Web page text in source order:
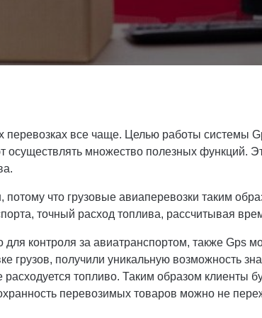
перевозках все чаще. Целью работы системы
множество полезных функций.
что грузовые авиаперевозки таким
точный расход топлива, рассчитывая
контроля за авиатранспортом, также Gps
грузов, получили уникальную возможность
расходуется топливо. Таким образом клиенты
перевозимых товаров можно не